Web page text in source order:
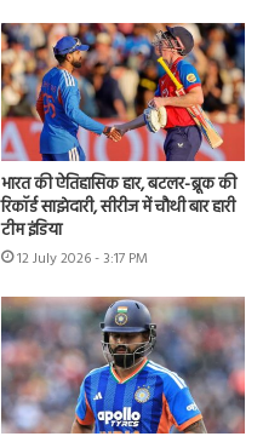
भारत की ऐतिहासिक हार, बटलर-ब्रूक की
रिकॉर्ड साझेदारी, सीरीज में चौथी बार हारी
टीम इंडिया
12 July 2026 - 3:17 PM